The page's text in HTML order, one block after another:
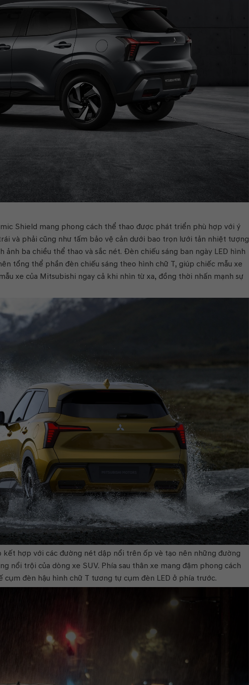
Shield mang phong cách thể thao được phát triển phù hợp với ý
và phải cũng như tấm bảo vệ cản dưới bao trọn lưới tản nhiệt tượng
ba chiều thể thao và sắc nét. Đèn chiếu sáng ban ngày LED hình
tổng thể phần đèn chiếu sáng theo hình chữ T, giúp chiếc mẫu xe
xe của Mitsubishi ngay cả khi nhìn từ xa, đồng thời nhấn mạnh sự
hợp với các đường nét dập nổi trên ốp vè tạo nên những đường
nổi trội của dòng xe SUV. Phía sau thân xe mang đậm phong cách
đèn hậu hình chữ T tương tự cụm đèn LED ở phía trước.